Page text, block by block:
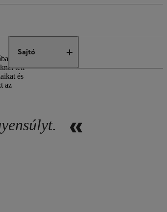
Sajtó
reggel 8 óra
tett
és
az